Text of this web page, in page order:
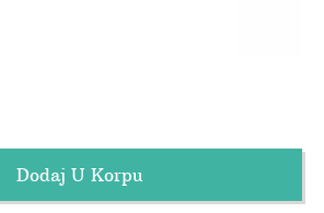
Dodaj U Korpu